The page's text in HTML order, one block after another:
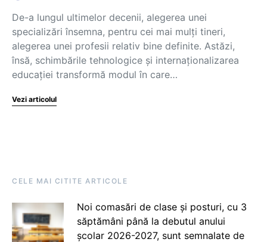
De-a lungul ultimelor decenii, alegerea unei
specializări însemna, pentru cei mai mulți tineri,
alegerea unei profesii relativ bine definite. Astăzi,
însă, schimbările tehnologice și internaționalizarea
educației transformă modul în care…
Vezi articolul
CELE MAI CITITE ARTICOLE
Noi comasări de clase și posturi, cu 3
săptămâni până la debutul anului
școlar 2026-2027, sunt semnalate de